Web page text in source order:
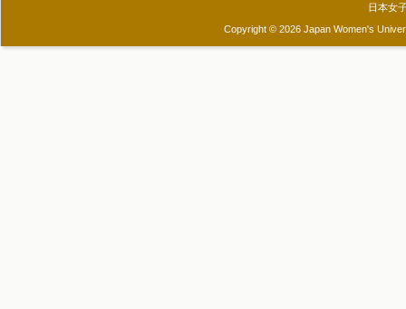
日本女
Copyright © 2026 Japan Women's